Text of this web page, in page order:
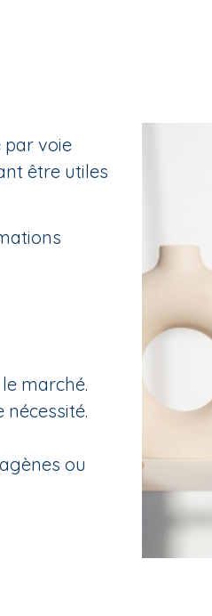
par voie
être utiles
marché.
nécessité.
ou